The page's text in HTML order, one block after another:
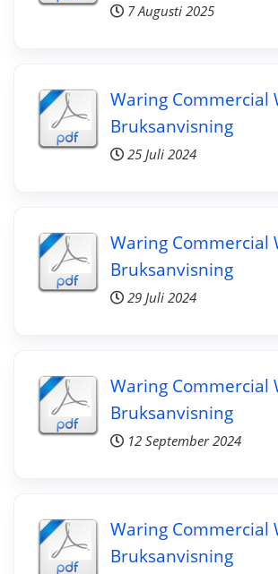
7 Augusti 2025
Waring Commercial
Bruksanvisning
25 Juli 2024
Waring Commercial
Bruksanvisning
29 Juli 2024
Waring Commercial
Bruksanvisning
12 September 2024
Waring Commercial
Bruksanvisning